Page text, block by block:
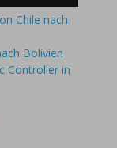
Chile nach
Bolivien
Controller in